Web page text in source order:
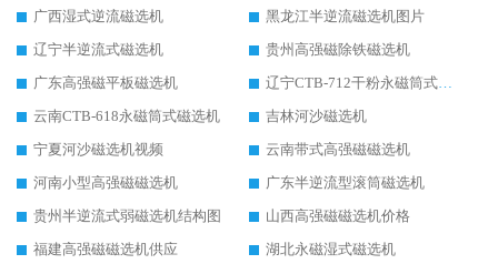
广西湿式逆流磁选机
黑龙江半逆流磁选机图片
辽宁半逆流式磁选机
贵州高强磁除铁磁选机
广东高强磁平板磁选机
辽宁CTB-712干粉永磁筒式磁选机
云南CTB-618永磁筒式磁选机
吉林河沙磁选机
宁夏河沙磁选机视频
云南带式高强磁磁选机
河南小型高强磁磁选机
广东半逆流型滚筒磁选机
贵州半逆流式弱磁选机结构图
山西高强磁磁选机价格
福建高强磁磁选机供应
湖北永磁湿式磁选机